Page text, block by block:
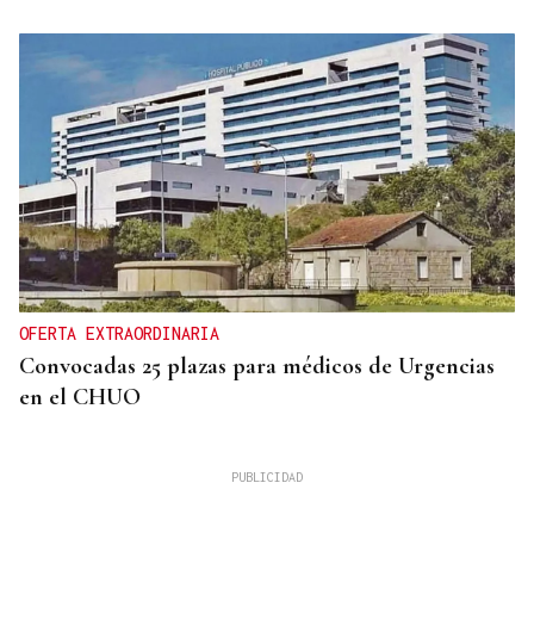
OFERTA EXTRAORDINARIA
Convocadas 25 plazas para médicos de Urgencias
en el CHUO